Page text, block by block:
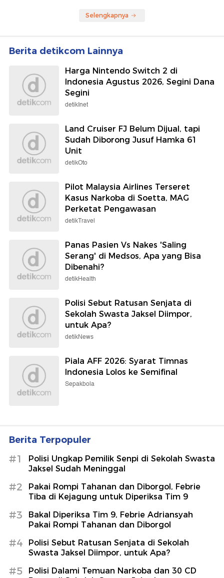
Selengkapnya
Berita detikcom Lainnya
Harga Nintendo Switch 2 di
Indonesia Agustus 2026, Segini Dana
Segini
detikInet
Land Cruiser FJ Belum Dijual, tapi
Sudah Diborong Jusuf Hamka 61
Unit
detikOto
Pilot Malaysia Airlines Terseret
Kasus Narkoba di Soetta, MAG
Perketat Pengawasan
detikTravel
Panas Pasien Vs Nakes 'Saling
Serang' di Medsos, Apa yang Bisa
Dibenahi?
detikHealth
Polisi Sebut Ratusan Senjata di
Sekolah Swasta Jaksel Diimpor,
untuk Apa?
detikNews
Piala AFF 2026: Syarat Timnas
Indonesia Lolos ke Semifinal
Sepakbola
Berita Terpopuler
#1
Polisi Ungkap Pemilik Senpi di Sekolah Swasta
Jaksel Sudah Meninggal
#2
Pakai Rompi Tahanan dan Diborgol, Febrie
Tiba di Kejagung untuk Diperiksa Tim 9
#3
Bakal Diperiksa Tim 9, Febrie Adriansyah
Pakai Rompi Tahanan dan Diborgol
#4
Polisi Sebut Ratusan Senjata di Sekolah
Swasta Jaksel Diimpor, untuk Apa?
#5
Polisi Dalami Temuan Narkoba dan 30 CD